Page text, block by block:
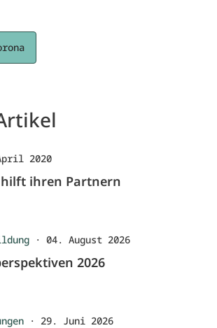
2020
ihren Partnern
· 04. August 2026
2026
· 29. Juni 2026